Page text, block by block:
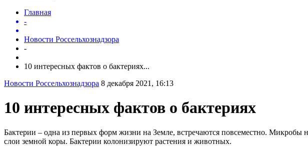
Главная
-
Новости Россельхознадзора
-
10 интересных фактов о бактериях...
Новости Россельхознадзора 8 декабря 2021, 16:13
10 интересных фактов о бактериях
Бактерии – одна из первых форм жизни на Земле, встречаются повсеместно.
слои земной коры. Бактерии колонизируют растения и животных.